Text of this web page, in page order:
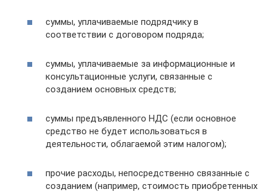
суммы, уплачиваемые подрядчику в
соответствии с договором подряда;
суммы, уплачиваемые за информационные и
консультационные услуги, связанные с
созданием основных средств;
суммы предъявленного НДС (если основное
средство не будет использоваться в
деятельности, облагаемой этим налогом);
прочие расходы, непосредственно связанные с
созданием (например, стоимость приобретенных